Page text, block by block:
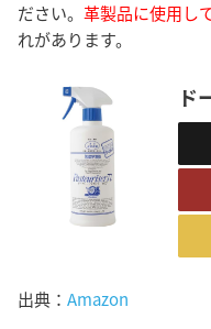
ださい。 革製品に使用し
れがあります。
ド
出典： Amazon